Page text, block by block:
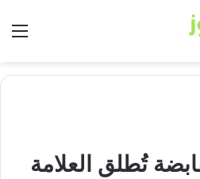
تُطلق العلامة